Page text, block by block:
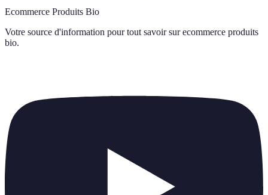
Ecommerce Produits Bio
Votre source d'information pour tout savoir sur ecommerce produits
bio.